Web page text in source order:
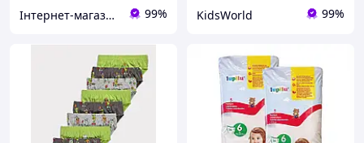
Інтернет-магазин EASY CHOICE - подарунки, декор для свят 99% KidsWorld 99%